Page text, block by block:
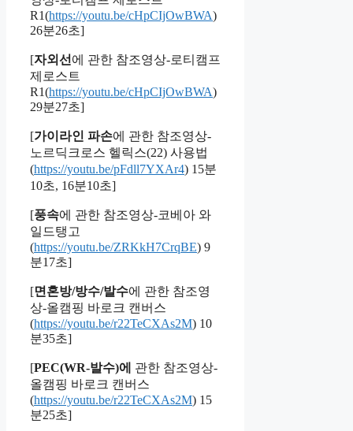
R1(https://youtu.be/cHpCIjOwBWA)
26분26초]
[자외선 에 관한 참조영상-로티캠프
제로스트
R1(https://youtu.be/cHpCIjOwBWA)
29분27초]
[가이라인 파손에 관한 참조영상-
노르딕크로스 헬릭스(22) 사용법
(https://youtu.be/pFdll7YXAr4) 15분
10초, 16분10초]
[풍속에 관한 참조영상-코베아 와
일드탱고
(https://youtu.be/ZRKkH7CrqBE) 9
분17초]
[면혼방/방수/발수에 관한 참조영
상-올캠핑 바로크 캔버스
(https://youtu.be/r22TeCXAs2M) 10
분35초]
[PEC(WR-발수)에
관한 참조영상-
올캠핑 바로크 캔버스
(https://youtu.be/r22TeCXAs2M) 15
분25초]